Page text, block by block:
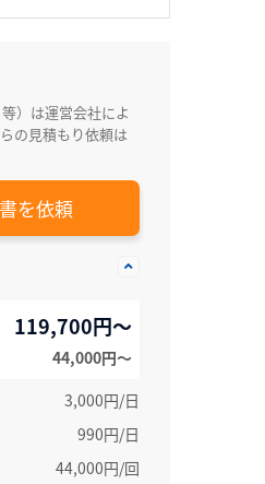
）は運営会社によ
の見積もり依頼は
を依頼
119,700円～
44,000円〜
3,000円/日
990円/日
44,000円/回